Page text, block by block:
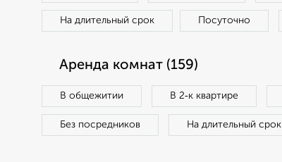
На длительный срок Посуточно
Аренда комнат (159)
В общежитии В 2‑к квартире
Без посредников На длительный срок